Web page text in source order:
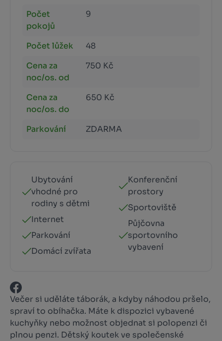
Počet
pokojů
9
Počet lůžek
48
Cena za
noc/os. od
750 Kč
Cena za
noc/os. do
650 Kč
Parkování ZDARMA
Ubytování
vhodné pro
rodiny s dětmi
Internet
Parkování
Domácí zvířata
Konferenční
prostory
Sportoviště
Půjčovna
sportovního
vybavení
Večer si uděláte táborák, a kdyby náhodou pršelo,
spraví to obíhačka. Máte k dispozici vybavené
kuchyňky nebo možnost objednat si polopenzi či
plnou penzi. Dětský koutek ve společenské